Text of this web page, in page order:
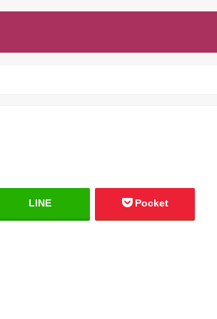
LINE Pocket